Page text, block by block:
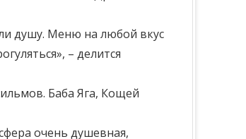
душу. Меню на любой вкус
– делится
Баба Яга, Кощей
очень душевная,